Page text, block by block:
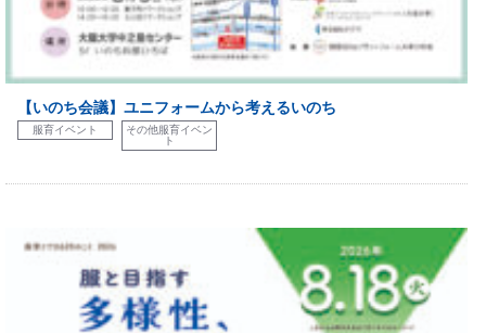
【いのち会議】ユニフォームから考えるいのち
服育イベント
その他服育イベン
ト